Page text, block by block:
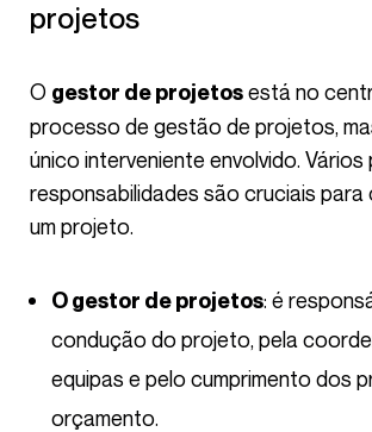
projetos
gestor de projetosestá no
processo de gestão de projetos,
único interveniente envolvido. Vários
responsabilidades são cruciais para
um projeto.
O gestor de projetos: é
condução do projeto, pela
equipas e pelo cumprimento dos
orçamento.